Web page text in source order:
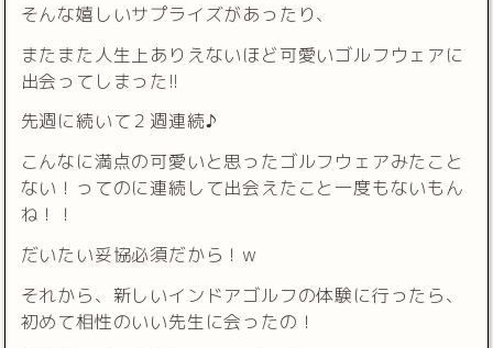
そんな嬉しいサプライズがあったり、
またまた人生上ありえないほど可愛いゴルフウェアに
出会ってしまった!!
先週に続いて２週連続♪
こんなに満点の可愛いと思ったゴルフウェアみたこと
ない！ってのに連続して出会えたこと一度もないもん
ね！！
だいたい妥協必須だから！w
それから、新しいインドアゴルフの体験に行ったら、
初めて相性のいい先生に会ったの！